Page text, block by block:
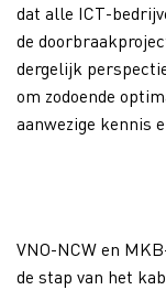
dat alle ICT-
de
dergelijk
om zodoende
aanwezige kennis
VNO-NCW en
de stap van het